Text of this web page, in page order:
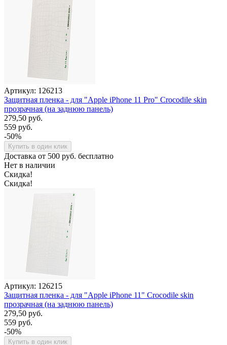
Артикул: 126213
Защитная пленка - для "Apple iPhone 11 Pro" Crocodile skin
прозрачная (на заднюю панель)
279,50 руб.
559 руб.
-50%
Купить в один клик
Доставка от 500 руб. бесплатно
Нет в наличии
Скидка!
Скидка!
Артикул: 126215
Защитная пленка - для "Apple iPhone 11" Crocodile skin
прозрачная (на заднюю панель)
279,50 руб.
559 руб.
-50%
Купить в один клик